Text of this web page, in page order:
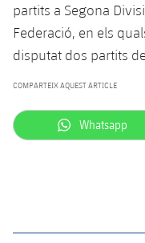
partits a Segona
Federació, en els
disputat dos partits
COMPARTEIX AQUEST ARTICLE
Whatsapp